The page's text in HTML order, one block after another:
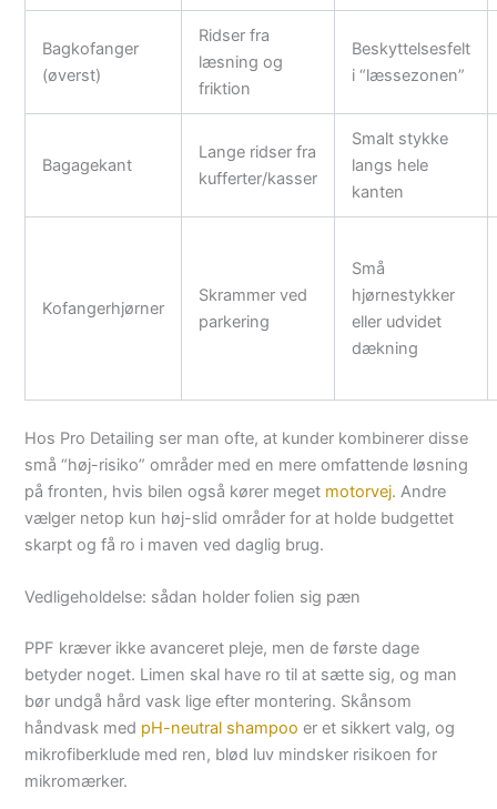
Bagkofanger
(øverst)
Ridser fra
læsning og
friktion
Beskyttelsesfelt
i “læssezonen”
Bagagekant
Lange ridser fra
kufferter/kasser
Smalt stykke
langs hele
kanten
Kofangerhjørner
Skrammer ved
parkering
Små
hjørnestykker
eller udvidet
dækning
Hos Pro Detailing ser man ofte, at kunder kombinerer disse
små “høj-risiko” områder med en mere omfattende løsning
på fronten, hvis bilen også kører meget motorvej. Andre
vælger netop kun høj-slid områder for at holde budgettet
skarpt og få ro i maven ved daglig brug.
Vedligeholdelse: sådan holder folien sig pæn
PPF kræver ikke avanceret pleje, men de første dage
betyder noget. Limen skal have ro til at sætte sig, og man
bør undgå hård vask lige efter montering. Skånsom
håndvask med pH-neutral shampoo er et sikkert valg, og
mikrofiberklude med ren, blød luv mindsker risikoen for
mikromærker.